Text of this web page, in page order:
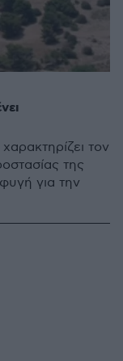
τον
της
για την